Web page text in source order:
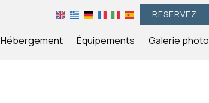
RESERVEZ
Hébergement Équipements Galerie photo